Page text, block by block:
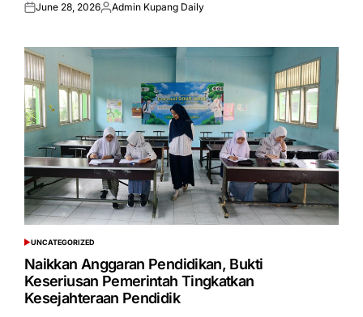
Posted
June 28, 2026Posted
Admin Kupang Daily
POSTED
IN
UNCATEGORIZED
Naikkan Anggaran Pendidikan, Bukti
Keseriusan Pemerintah Tingkatkan
Kesejahteraan Pendidik